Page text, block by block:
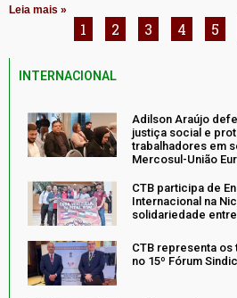
Leia mais »
1 2 3 4 5
INTERNACIONAL
Adilson Araújo
justiça social e
trabalhadores em
Mercosul-União
CTB participa de
Internacional na
solidariedade
CTB representa
no 15º Fórum